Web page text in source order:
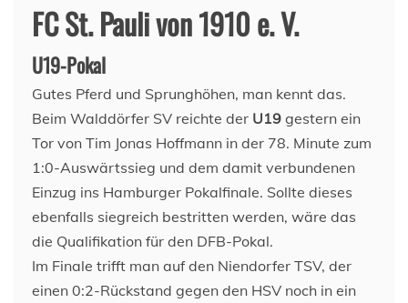
FC St. Pauli von 1910 e. V.
U19-Pokal
Gutes Pferd und Sprunghöhen, man kennt das.
Beim Walddörfer SV reichte der U19 gestern ein
Tor von Tim Jonas Hoffmann in der 78. Minute zum
1:0-Auswärtssieg und dem damit verbundenen
Einzug ins Hamburger Pokalfinale. Sollte dieses
ebenfalls siegreich bestritten werden, wäre das
die Qualifikation für den DFB-Pokal.
Im Finale trifft man auf den Niendorfer TSV, der
einen 0:2-Rückstand gegen den HSV noch in ein